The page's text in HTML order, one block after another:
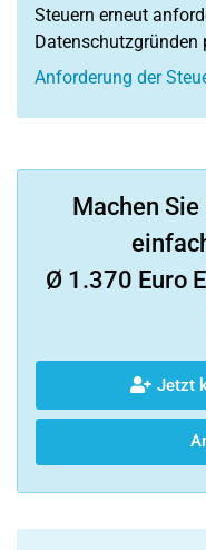
Steuern erneut
Datenschutzgründen
Anforderung der
Machen
Ø 1.370 Euro
Jetzt